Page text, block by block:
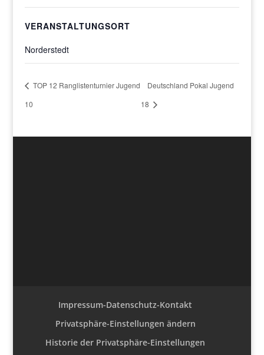
VERANSTALTUNGSORT
Norderstedt
TOP 12 Ranglistenturnier Jugend
10
Deutschland Pokal Jugend
18
Impressum-Datenschutz-Kontakt
Privatsphäre-Einstellungen ändern
Historie der Privatsphäre-Einstellungen